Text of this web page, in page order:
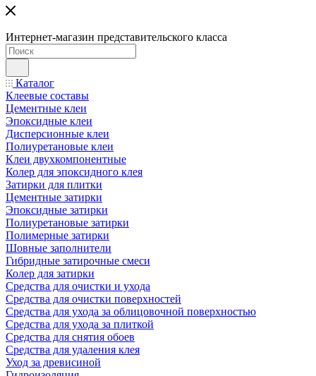
Интернет-магазин представительского класса
Каталог
Клеевые составы
Цементные клеи
Эпоксидные клеи
Дисперсионные клеи
Полиуретановые клеи
Клеи двухкомпонентные
Колер для эпоксидного клея
Затирки для плитки
Цементные затирки
Эпоксидные затирки
Полиуретановые затирки
Полимерные затирки
Шовные заполнители
Гибридные затирочные смеси
Колер для затирки
Средства для очистки и ухода
Средства для очистки поверхностей
Средства для ухода за облицовочной поверхностью
Средства для ухода за плиткой
Средства для снятия обоев
Средства для удаления клея
Уход за древисиной